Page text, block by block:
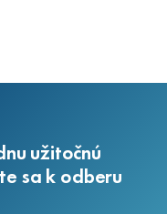
užitočnú
sa k odberu